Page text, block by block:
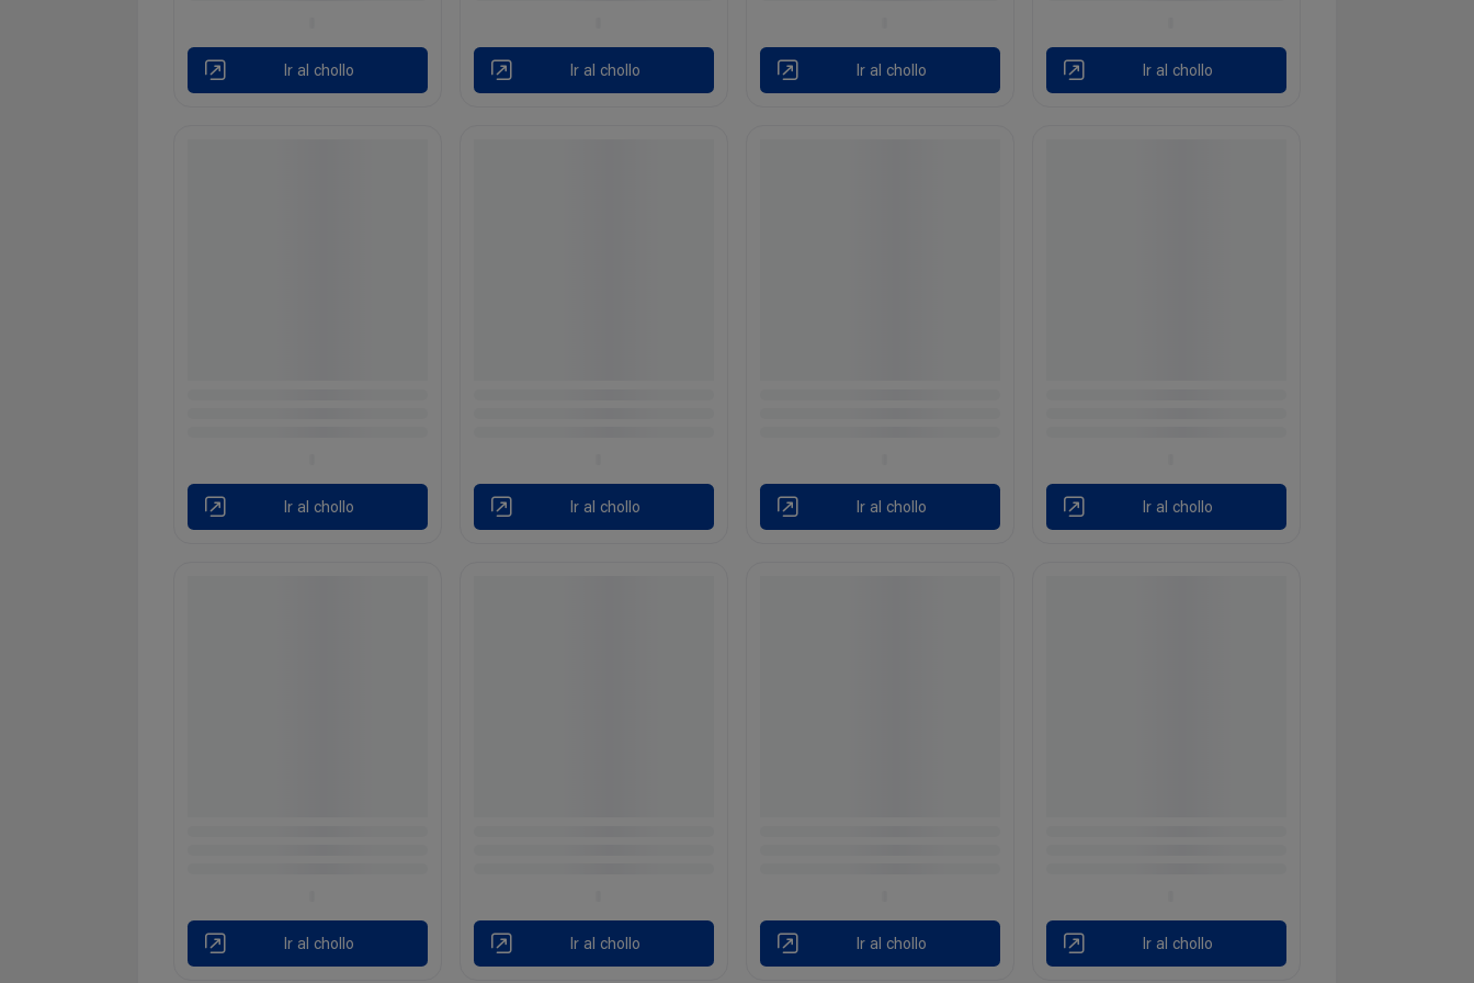
Ir al chollo Ir al chollo Ir al chollo Ir al chollo
Ir al chollo Ir al chollo Ir al chollo Ir al chollo
Ir al chollo Ir al chollo Ir al chollo Ir al chollo